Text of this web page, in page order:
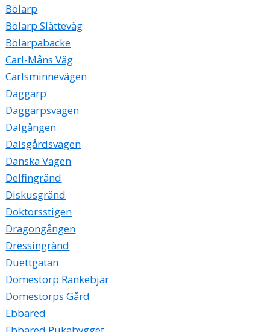
Bölarp
Bölarp Slätteväg
Bölarpabacke
Carl-Måns Väg
Carlsminnevägen
Daggarp
Daggarpsvägen
Dalgången
Dalsgårdsvägen
Danska Vägen
Delfingränd
Diskusgränd
Doktorsstigen
Dragongången
Dressingränd
Duettgatan
Dömestorp Rankebjär
Dömestorps Gård
Ebbared